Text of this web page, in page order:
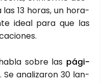
13 horas, un hora­
ideal para que las
sobre las pági­
Se ana­li­za­ron 30 lan­